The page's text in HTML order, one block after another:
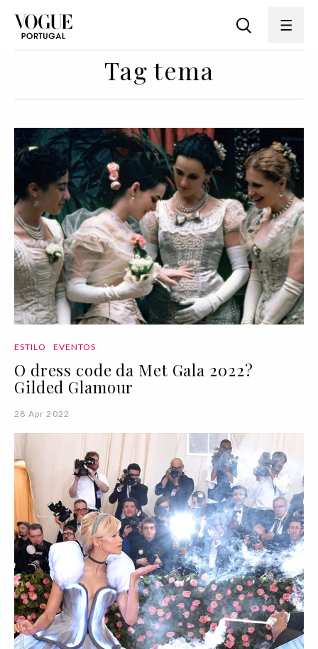
Tag tema
ESTILO EVENTOS
O dress code da Met Gala 2022?
Gilded Glamour
28 Apr 2022